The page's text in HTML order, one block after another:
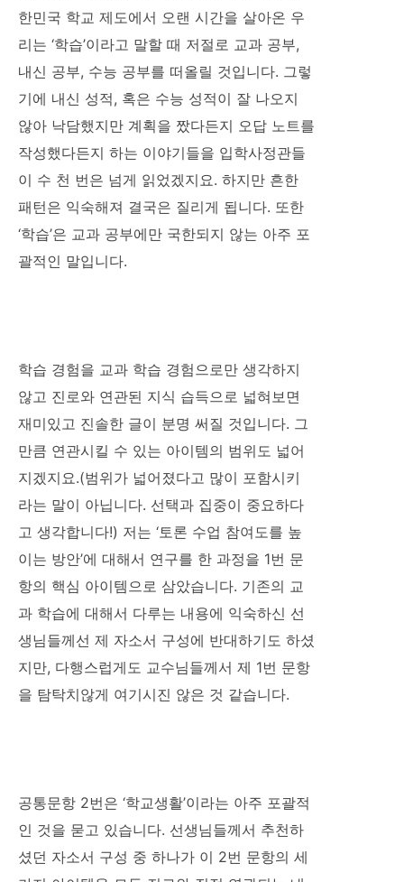
한민국 학교 제도에서 오랜 시간을 살아온 우
리는 ‘학습’이라고 말할 때 저절로 교과 공부,
내신 공부, 수능 공부를 떠올릴 것입니다. 그렇
기에 내신 성적, 혹은 수능 성적이 잘 나오지
않아 낙담했지만 계획을 짰다든지 오답 노트를
작성했다든지 하는 이야기들을 입학사정관들
이 수 천 번은 넘게 읽었겠지요. 하지만 흔한
패턴은 익숙해져 결국은 질리게 됩니다. 또한
‘학습’은 교과 공부에만 국한되지 않는 아주 포
괄적인 말입니다.
학습 경험을 교과 학습 경험으로만 생각하지
않고 진로와 연관된 지식 습득으로 넓혀보면
재미있고 진솔한 글이 분명 써질 것입니다. 그
만큼 연관시킬 수 있는 아이템의 범위도 넓어
지겠지요.(범위가 넓어졌다고 많이 포함시키
라는 말이 아닙니다. 선택과 집중이 중요하다
고 생각합니다!) 저는 ‘토론 수업 참여도를 높
이는 방안’에 대해서 연구를 한 과정을 1번 문
항의 핵심 아이템으로 삼았습니다. 기존의 교
과 학습에 대해서 다루는 내용에 익숙하신 선
생님들께선 제 자소서 구성에 반대하기도 하셨
지만, 다행스럽게도 교수님들께서 제 1번 문항
을 탐탁치않게 여기시진 않은 것 같습니다.
공통문항 2번은 ‘학교생활’이라는 아주 포괄적
인 것을 묻고 있습니다. 선생님들께서 추천하
셨던 자소서 구성 중 하나가 이 2번 문항의 세